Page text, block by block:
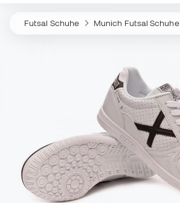
Futsal Schuhe Munich Futsal Schuhe